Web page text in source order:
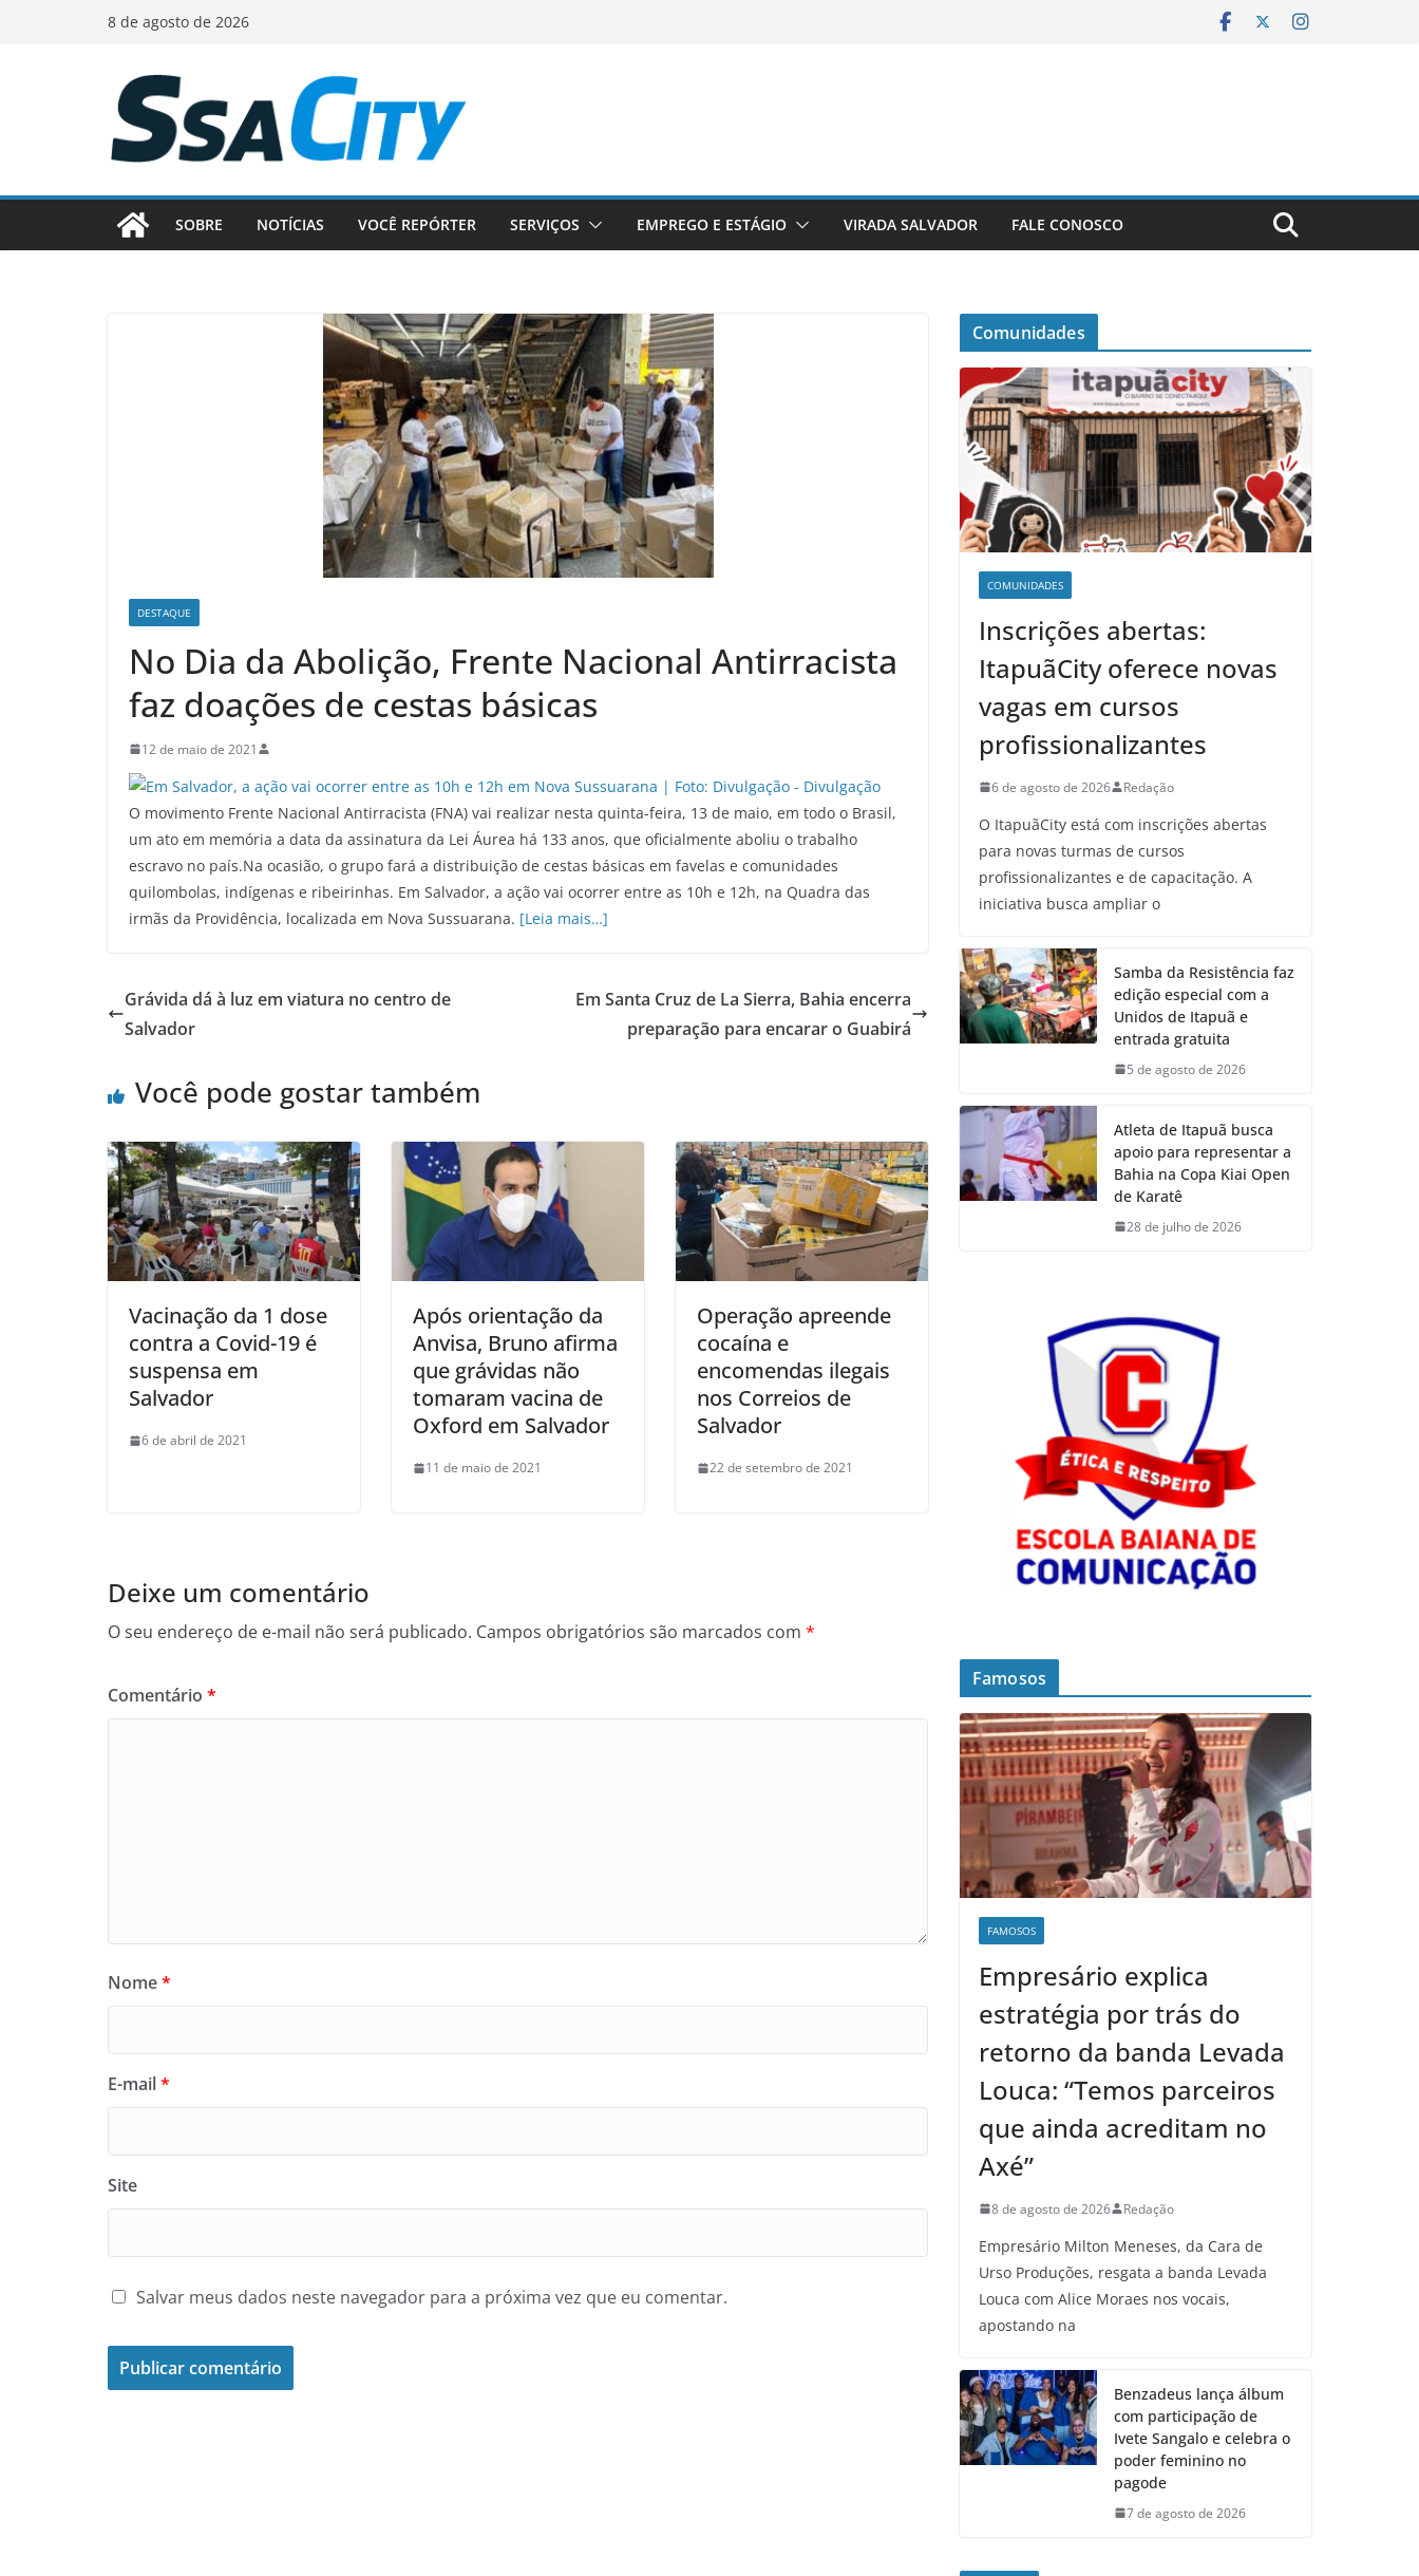
8 de agosto de 2026
SOBRE NOTÍCIAS VOCÊ REPÓRTER SERVIÇOS EMPREGO E ESTÁGIO VIRADA SALVADOR FALE CONOSCO
DESTAQUE
No Dia da Abolição, Frente Nacional Antirracista
faz doações de cestas básicas
12 de maio de 2021
O movimento Frente Nacional Antirracista (FNA) vai realizar nesta quinta-feira, 13 de maio, em todo o Brasil,
um ato em memória a data da assinatura da Lei Áurea há 133 anos, que oficialmente aboliu o trabalho
escravo no país.Na ocasião, o grupo fará a distribuição de cestas básicas em favelas e comunidades
quilombolas, indígenas e ribeirinhas. Em Salvador, a ação vai ocorrer entre as 10h e 12h, na Quadra das
irmãs da Providência, localizada em Nova Sussuarana. [Leia mais…]
Grávida dá à luz em viatura no centro de
Salvador
Em Santa Cruz de La Sierra, Bahia encerra
preparação para encarar o Guabirá
Você pode gostar também
Vacinação da 1 dose
contra a Covid-19 é
suspensa em
Salvador
6 de abril de 2021
Após orientação da
Anvisa, Bruno afirma
que grávidas não
tomaram vacina de
Oxford em Salvador
11 de maio de 2021
Operação apreende
cocaína e
encomendas ilegais
nos Correios de
Salvador
22 de setembro de 2021
Deixe um comentário
O seu endereço de e-mail não será publicado. Campos obrigatórios são marcados com *
Comentário *
Nome*
E-mail*
Site
Salvar meus dados neste navegador para a próxima vez que eu comentar.
Comunidades
COMUNIDADES
Inscrições abertas:
ItapuãCity oferece novas
vagas em cursos
profissionalizantes
6 de agosto de 2026 Redação
O ItapuãCity está com inscrições abertas
para novas turmas de cursos
profissionalizantes e de capacitação. A
iniciativa busca ampliar o
Samba da Resistência faz
edição especial com a
Unidos de Itapuã e
entrada gratuita
5 de agosto de 2026
Atleta de Itapuã busca
apoio para representar a
Bahia na Copa Kiai Open
de Karatê
28 de julho de 2026
Famosos
FAMOSOS
Empresário explica
estratégia por trás do
retorno da banda Levada
Louca: “Temos parceiros
que ainda acreditam no
Axé”
8 de agosto de 2026 Redação
Empresário Milton Meneses, da Cara de
Urso Produções, resgata a banda Levada
Louca com Alice Moraes nos vocais,
apostando na
Benzadeus lança álbum
com participação de
Ivete Sangalo e celebra o
poder feminino no
pagode
7 de agosto de 2026